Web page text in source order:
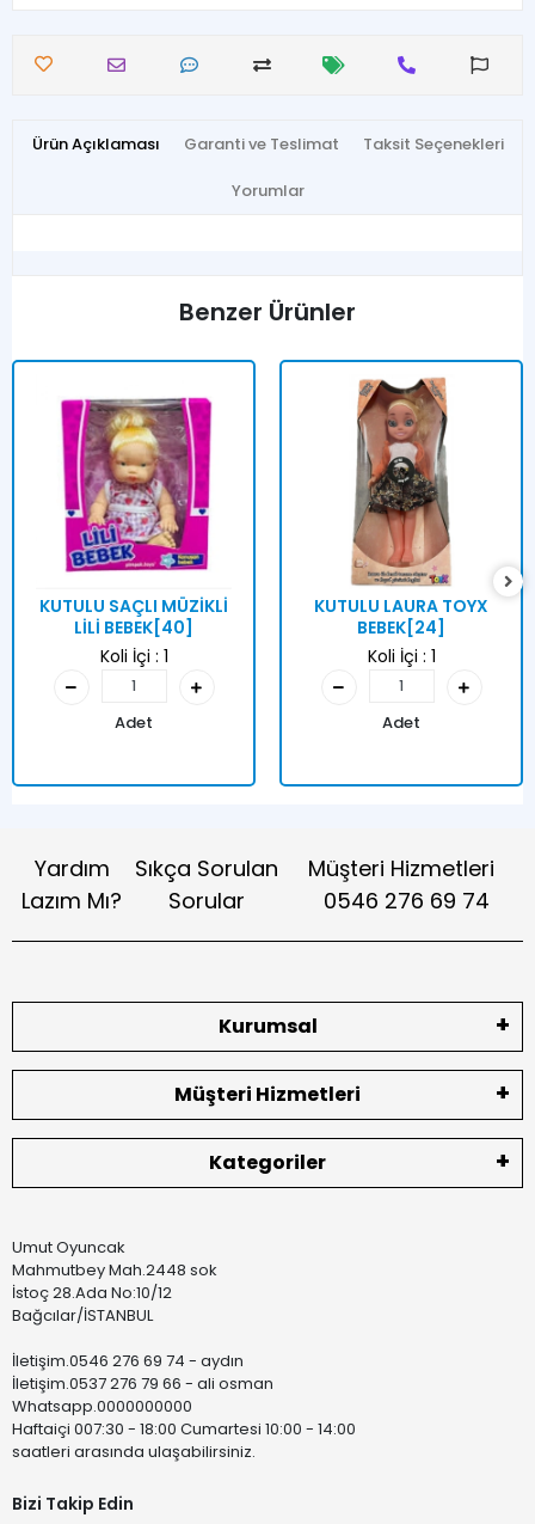
Ürün Açıklaması Garanti ve Teslimat Taksit Seçenekleri
Yorumlar
Benzer Ürünler
KUTULU SAÇLI MÜZİKLİ
LİLİ BEBEK[40]
Koli İçi : 1
Adet
KUTULU LAURA TOYX
BEBEK[24]
Koli İçi : 1
Adet
Yardım
Lazım Mı?
Sıkça Sorulan
Sorular
Müşteri Hizmetleri
0546 276 69 74
Kurumsal
Müşteri Hizmetleri
Kategoriler
Umut Oyuncak
Mahmutbey Mah.2448 sok
İstoç 28.Ada No:10/12
Bağcılar/İSTANBUL
İletişim.0546 276 69 74 - aydın
İletişim.0537 276 79 66 - ali osman
Whatsapp.0000000000
Haftaiçi 007:30 - 18:00 Cumartesi 10:00 - 14:00
saatleri arasında ulaşabilirsiniz.
Bizi Takip Edin